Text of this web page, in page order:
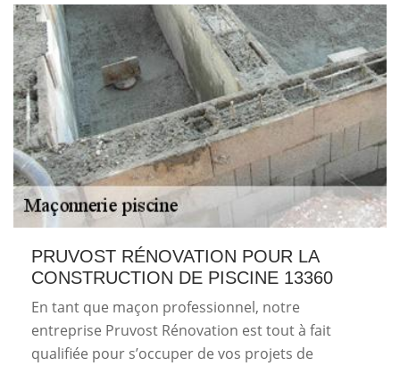
PRUVOST RÉNOVATION POUR LA
CONSTRUCTION DE PISCINE 13360
En tant que maçon professionnel, notre
entreprise Pruvost Rénovation est tout à fait
qualifiée pour s’occuper de vos projets de